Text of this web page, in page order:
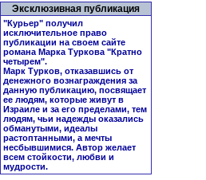
Эксклюзивная публикация
"Курьер" получил
исключительное право
публикации на своем сайте
романа Марка Туркова "Кратно
четырем".
Марк Турков, отказавшись от
денежного вознаграждения за
данную публикацию, посвящает
ее людям, которые живут в
Израиле и за его пределами, тем
людям, чьи надежды оказались
обманутыми, идеалы
растоптанными, а мечты
несбывшимися. Автор желает
всем стойкости, любви и
мудрости.